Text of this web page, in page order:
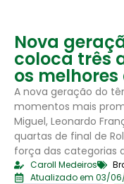
Nova
coloca três
os
A nova geração do
momentos mais
Miguel, Leonardo
quartas de final de
força das categorias
Caroll Medeiros
Atualizado em 03/06/